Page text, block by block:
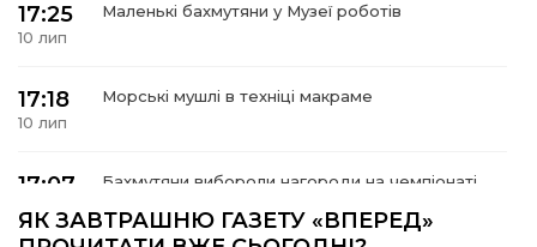
місія
17:25
10 лип
Маленькі бахмутяни у Музеї роботів
17:18
10 лип
Морські мушлі в техніці макраме
17:07
Бахмутяни вибороли нагороди на чемпіонаті
ЯК ЗАВТРАШНЮ ГАЗЕТУ «ВПЕРЕД»